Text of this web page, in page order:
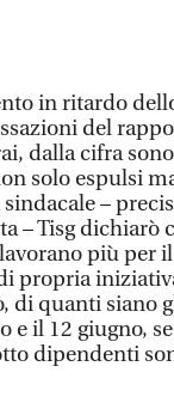
in ritardo
del
dalla cifra
solo espulsi
–
– Tisg dichiarò
più per il
propria
di quanti siano
e il 12 giugno,
dipendenti